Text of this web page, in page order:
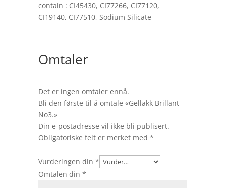
contain : CI45430, CI77266, CI77120,
CI19140, CI77510, Sodium Silicate
Omtaler
Det er ingen omtaler ennå.
Bli den første til å omtale «Gellakk Brillant
No3.»
Din e-postadresse vil ikke bli publisert.
Obligatoriske felt er merket med *
Vurderingen din *
Omtalen din *